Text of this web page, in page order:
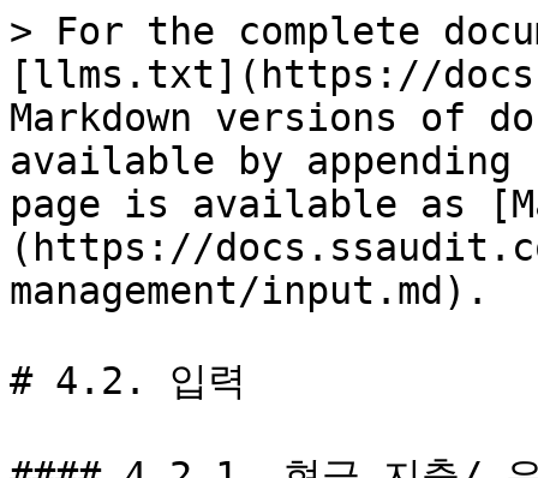
> For the complete
[llms.txt](https://
Markdown versions of
available by
page is available as
(https://
management/input.md).
# 4.2. 입력